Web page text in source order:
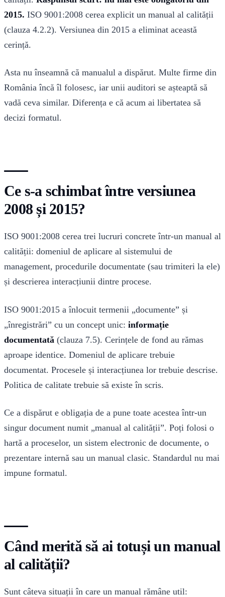
2015. ISO 9001:2008 cerea explicit un manual al calității
(clauza 4.2.2). Versiunea din 2015 a eliminat această
cerință.
Asta nu înseamnă că manualul a dispărut. Multe firme din
România încă îl folosesc, iar unii auditori se așteaptă să
vadă ceva similar. Diferența e că acum ai libertatea să
decizi formatul.
Ce s-a schimbat între versiunea
2008 și 2015?
ISO 9001:2008 cerea trei lucruri concrete într-un manual al
calității: domeniul de aplicare al sistemului de
management, procedurile documentate (sau trimiteri la ele)
și descrierea interacțiunii dintre procese.
ISO 9001:2015 a înlocuit termenii „documente” și
„înregistrări” cu un concept unic: informație
documentată (clauza 7.5). Cerințele de fond au rămas
aproape identice. Domeniul de aplicare trebuie
documentat. Procesele și interacțiunea lor trebuie descrise.
Politica de calitate trebuie să existe în scris.
Ce a dispărut e obligația de a pune toate acestea într-un
singur document numit „manual al calității”. Poți folosi o
hartă a proceselor, un sistem electronic de documente, o
prezentare internă sau un manual clasic. Standardul nu mai
impune formatul.
Când merită să ai totuși un manual
al calității?
Sunt câteva situații în care un manual rămâne util: